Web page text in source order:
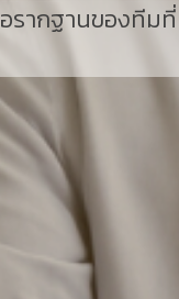
รากฐานของทีมที่